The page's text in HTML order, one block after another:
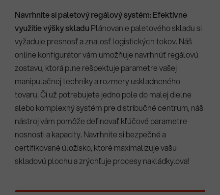
Navrhnite si paletový regálový systém: Efektívne
využitie výšky skladu Plánovanie paletového skladu si
vyžaduje presnosť a znalosť logistických tokov. Náš
online konfigurátor vám umožňuje navrhnúť regálovú
zostavu, ktorá plne rešpektuje parametre vašej
manipulačnej techniky a rozmery uskladneného
tovaru. Či už potrebujete jedno pole do malej dielne
alebo komplexný systém pre distribučné centrum, náš
nástroj vám pomôže definovať kľúčové parametre
nosnosti a kapacity. Navrhnite si bezpečné a
certifikované úložisko, ktoré maximalizuje vašu
skladovú plochu a zrýchľuje procesy nakládky.ova!